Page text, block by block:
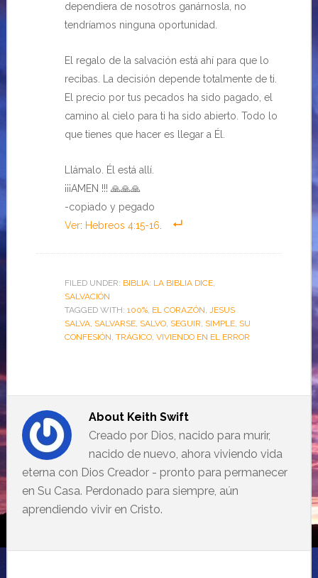
dependiera de nosotros ganárnosla, no
tendríamos ninguna oportunidad.
El regalo de la salvación está ahí para que lo
recibas. La decisión depende totalmente de ti.
El precio por tus pecados ha sido pagado, el
camino al cielo para ti ha sido abierto. Todo lo
que tienes que hacer es llegar a Él.
Llámalo. Él está allí.
¡¡¡AMEN !!! 🙏🙏🙏
-copiado y pegado
Ver: Hebreos 4:15-16.
FILED UNDER: BIBLIA: LA BIBLIA DICE,
SALVACIÓN
TAGGED WITH: 100%, EL CORAZÓN, JESUS
SALVA, SALVARSE, SALVO, SEGUIR, SIMPLE, SU
CONFESIÓN, TRÁGICO, VIVIENDO EN EL ERROR
About Keith Swift
Creado por Dios, nacido para murir,
nacido de nuevo, ahora viviendo vida
eterna con Dios Creador - pronto para permanecer
en Su Casa. Perdonado para siempre, aún
aprendiendo vivir en Cristo.